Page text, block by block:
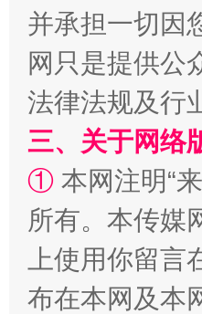
全民健身五年计划来了
阿坝州三大球赛在茂
并承担一切因
网只是提供公
法律法规及行
三、关于网络
① 本网注明“
所有。本传媒
上使用你留
布在本网及本